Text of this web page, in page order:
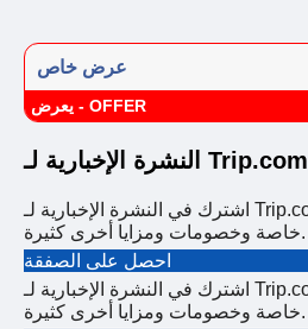
عرض خاص
يعرض - OFFER
النشرة الإخبارية لـ Trip.com
اشترك في النشرة الإخبارية لـ Trip.com واحصل على عروض
خاصة وخصومات ومزايا أخرى كثيرة.
احصل على الصفقة
اشترك في النشرة الإخبارية لـ Trip.com واحصل على عروض
خاصة وخصومات ومزايا أخرى كثيرة.